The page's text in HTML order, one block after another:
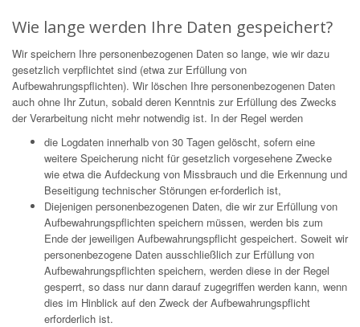
Wie lange werden Ihre Daten gespeichert?
Wir speichern Ihre personenbezogenen Daten so lange, wie wir dazu
gesetzlich verpflichtet sind (etwa zur Erfüllung von
Aufbewahrungspflichten). Wir löschen Ihre personenbezogenen Daten
auch ohne Ihr Zutun, sobald deren Kenntnis zur Erfüllung des Zwecks
der Verarbeitung nicht mehr notwendig ist. In der Regel werden
die Logdaten innerhalb von 30 Tagen gelöscht, sofern eine
weitere Speicherung nicht für gesetzlich vorgesehene Zwecke
wie etwa die Aufdeckung von Missbrauch und die Erkennung und
Beseitigung technischer Störungen er-forderlich ist,
Diejenigen personenbezogenen Daten, die wir zur Erfüllung von
Aufbewahrungspflichten speichern müssen, werden bis zum
Ende der jeweiligen Aufbewahrungspflicht gespeichert. Soweit wir
personenbezogene Daten ausschließlich zur Erfüllung von
Aufbewahrungspflichten speichern, werden diese in der Regel
gesperrt, so dass nur dann darauf zugegriffen werden kann, wenn
dies im Hinblick auf den Zweck der Aufbewahrungspflicht
erforderlich ist.